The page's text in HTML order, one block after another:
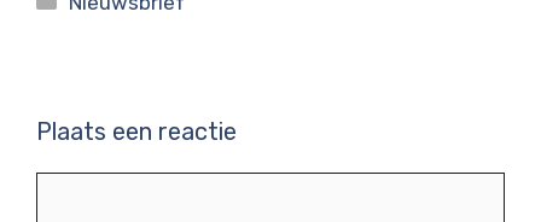
Plaats een reactie